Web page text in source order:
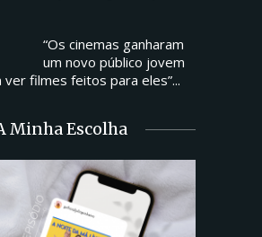
“Os cinemas ganharam
um novo público jovem
filmes feitos para eles”...
Minha Escolha